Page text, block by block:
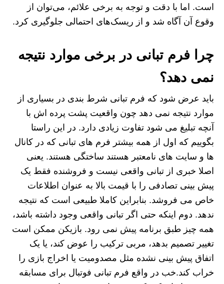
است. اما با دقت و توجه به برخی علائم، می‌توان از
وقوع آن آگاه شد و از ریسک‌های احتمالی جلوگیری کرد.
چرا فرم تبانی در برخی موارد نتیجه
نمی‌ دهد؟
باید عرض شود که فرم تبانی شرط‌ بندی در بسیاری از
موارد نتیجه نمی‌ دهد چون واقعیت پشت پرده اش با
آنچه تبلیغ می شود تفاوت زیادی دارد. در این راستا
بگوییم که اول از همه بیشتر فرم‌ های تبانی که در کانال‌
ها و سایت‌ های نامعتبر هستند ساختگی هستند. یعنی
اصلا خبری از تبانی واقعی نیست و فروشنده فقط یک
پیش‌ بینی تصادفی را با قیمت بالا به عنوان اطلاعات
خاص می فروشد. بنابراین کاملا طبیعی است که نتیجه
ندهد. دوم اینکه حتی اگر تبانی واقعی وجود داشته باشد،
همه چیز طبق برنامه پیش نمی رود. بازیکن ممکن است
تغییر تصمیم بدهد، مربی ترکیب را عوض کند، یا یک
اتفاق پیش بینی نشده مثل مصدومیت یا اخراج بازی را
خراب کند.خب در واقع فرم تبانی فوتبال برای مسابقه